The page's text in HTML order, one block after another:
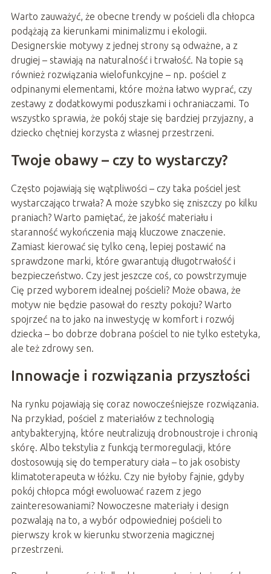
Warto zauważyć, że obecne trendy w pościeli dla chłopca
podążają za kierunkami minimalizmu i ekologii.
Designerskie motywy z jednej strony są odważne, a z
drugiej – stawiają na naturalność i trwałość. Na topie są
również rozwiązania wielofunkcyjne – np. pościel z
odpinanymi elementami, które można łatwo wyprać, czy
zestawy z dodatkowymi poduszkami i ochraniaczami. To
wszystko sprawia, że pokój staje się bardziej przyjazny, a
dziecko chętniej korzysta z własnej przestrzeni.
Twoje obawy – czy to wystarczy?
Często pojawiają się wątpliwości – czy taka pościel jest
wystarczająco trwała? A może szybko się zniszczy po kilku
praniach? Warto pamiętać, że jakość materiału i
staranność wykończenia mają kluczowe znaczenie.
Zamiast kierować się tylko ceną, lepiej postawić na
sprawdzone marki, które gwarantują długotrwałość i
bezpieczeństwo. Czy jest jeszcze coś, co powstrzymuje
Cię przed wyborem idealnej pościeli? Może obawa, że
motyw nie będzie pasował do reszty pokoju? Warto
spojrzeć na to jako na inwestycję w komfort i rozwój
dziecka – bo dobrze dobrana pościel to nie tylko estetyka,
ale też zdrowy sen.
Innowacje i rozwiązania przyszłości
Na rynku pojawiają się coraz nowocześniejsze rozwiązania.
Na przykład, pościel z materiałów z technologią
antybakteryjną, które neutralizują drobnoustroje i chronią
skórę. Albo tekstylia z funkcją termoregulacji, które
dostosowują się do temperatury ciała – to jak osobisty
klimatoterapeuta w łóżku. Czy nie byłoby fajnie, gdyby
pokój chłopca mógł ewoluować razem z jego
zainteresowaniami? Nowoczesne materiały i design
pozwalają na to, a wybór odpowiedniej pościeli to
pierwszy krok w kierunku stworzenia magicznej
przestrzeni.